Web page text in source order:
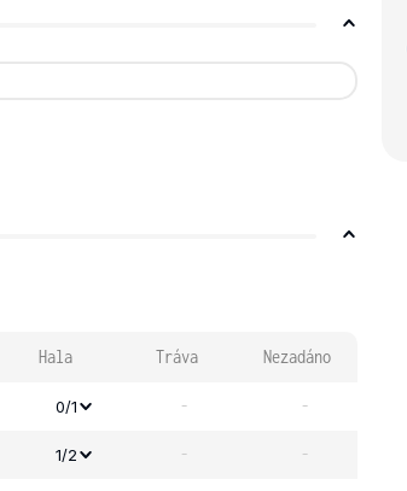
Hala Tráva Nezadáno
0/1 - -
1/2 - -